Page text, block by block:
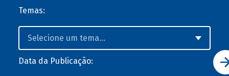
Temas:
Data da Publicação: